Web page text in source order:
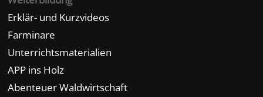
Erklär- und Kurzvideos
Farminare
Unterrichtsmaterialien
APP ins Holz
Abenteuer Waldwirtschaft